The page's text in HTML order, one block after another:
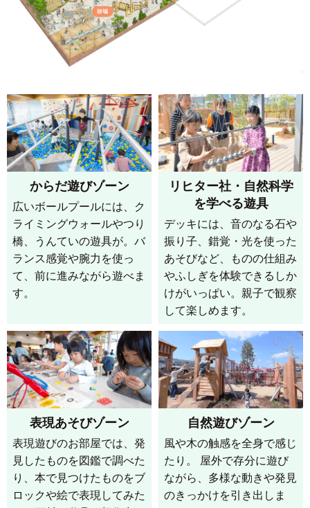
からだ遊びゾーン
広いボールプールには、ク
ライミングウォールやつり
橋、うんていの遊具が。バ
ランス感覚や腕力を使っ
て、前に進みながら遊べま
す。
リヒター社・自然科学
を学べる遊具
デッキには、音のなる石や
振り子、錯覚・光を使った
あそびなど、ものの仕組み
やふしぎを体験できるしか
けがいっぱい。親子で観察
して楽しめます。
表現あそびゾーン
表現遊びのお部屋では、発
見したものを図鑑で調べた
り、本で見つけたものをブ
ロックや絵で表現してみた
自然遊びゾーン
風や木の触感を全身で感じ
たり。
屋外で存分に遊び
ながら、多様な動きや発見
のきっかけを引き出しま